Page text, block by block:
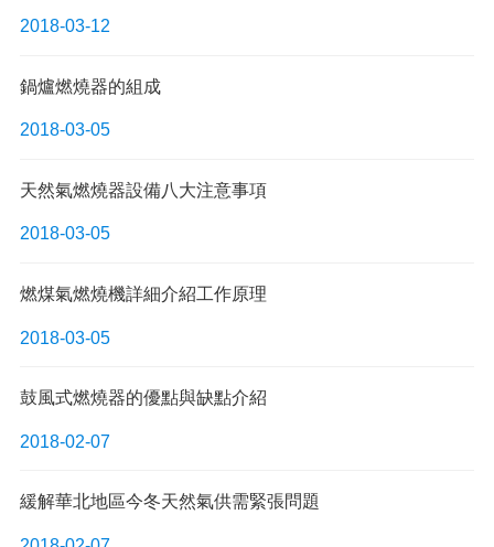
2018-03-12
鍋爐燃燒器的組成
2018-03-05
天然氣燃燒器設備八大注意事項
2018-03-05
燃煤氣燃燒機詳細介紹工作原理
2018-03-05
鼓風式燃燒器的優點與缺點介紹
2018-02-07
緩解華北地區今冬天然氣供需緊張問題